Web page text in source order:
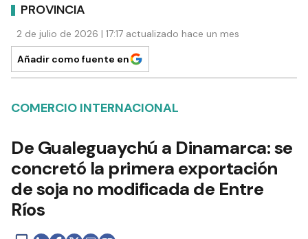
PROVINCIA
2 de julio de 2026 | 17:17 actualizado hace un mes
Añadir como fuente en
COMERCIO INTERNACIONAL
De Gualeguaychú a Dinamarca: se
concretó la primera exportación
de soja no modificada de Entre
Ríos